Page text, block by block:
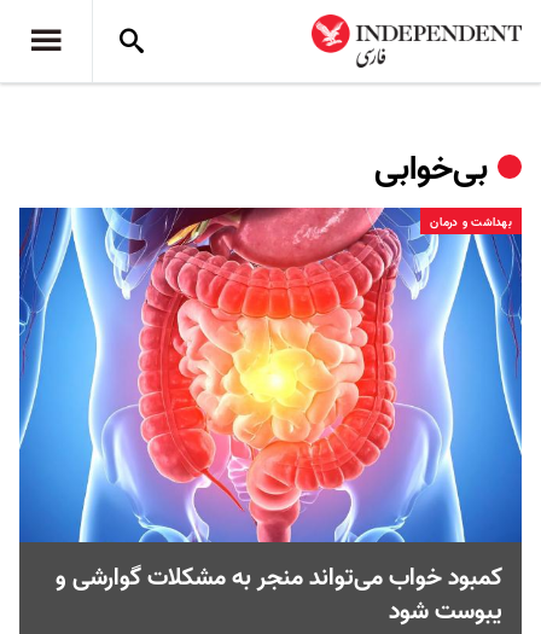
بی‌خوابی
بهداشت و درمان
کمبود خواب می‌تواند منجر به مشکلات گوارشی و
یبوست شود